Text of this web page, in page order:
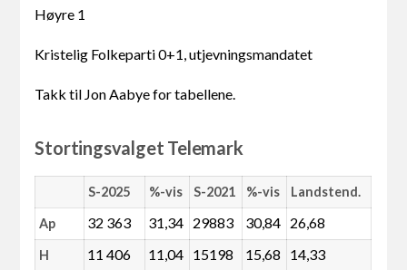
Høyre 1
Kristelig Folkeparti 0+1, utjevningsmandatet
Takk til Jon Aabye for tabellene.
Stortingsvalget Telemark
S-2025 %-vis S-2021 %-vis Landstend.
Ap 32 363 31,34 29883 30,84 26,68
H 11 406 11,04 15198 15,68 14,33